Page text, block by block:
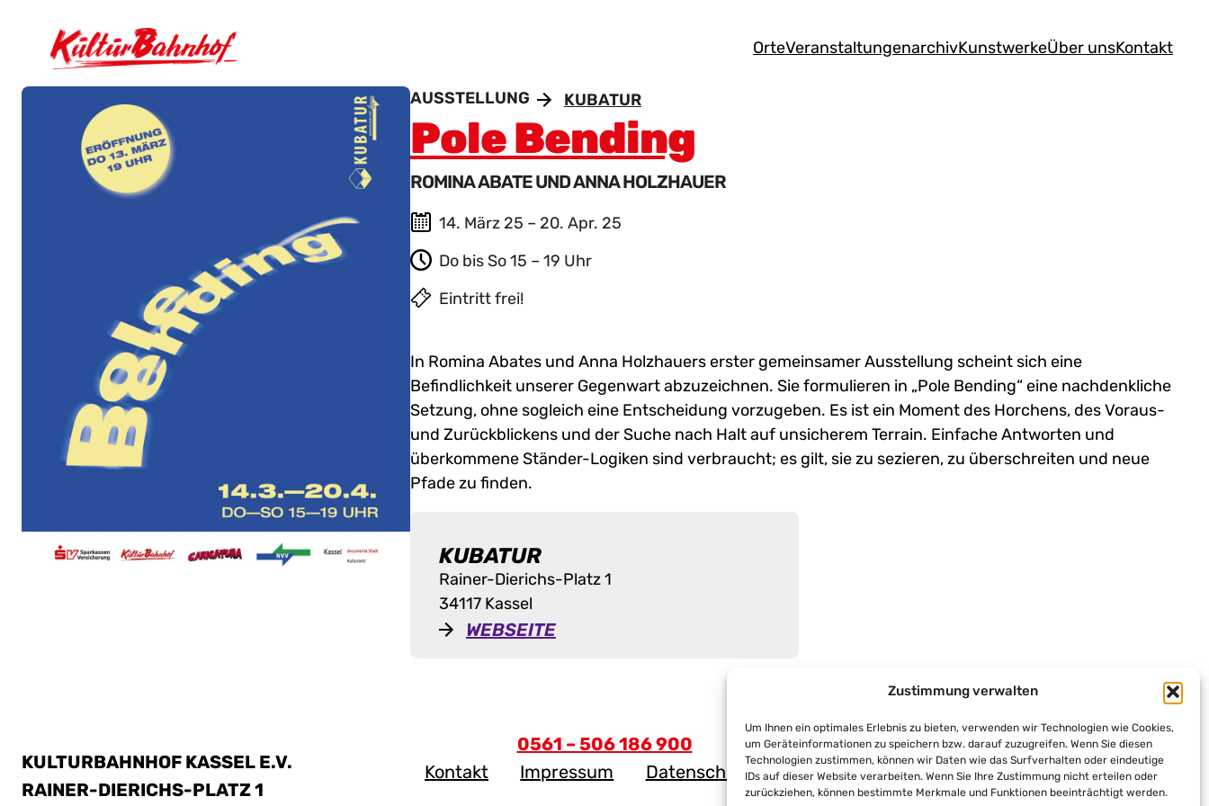
Zustimmung verwalten
Um Ihnen ein optimales Erlebnis zu bieten, verwenden wir Technologien wie Cookies,
um Geräteinformationen zu speichern bzw. darauf zuzugreifen. Wenn Sie diesen
Technologien zustimmen, können wir Daten wie das Surfverhalten oder eindeutige
IDs auf dieser Website verarbeiten. Wenn Sie Ihre Zustimmung nicht erteilen oder
zurückziehen, können bestimmte Merkmale und Funktionen beeinträchtigt werden.
OrteVeranstaltungenarchivKunstwerkeÜber unsKontakt
AUSSTELLUNG KUBATUR
Pole Bending
ROMINA ABATE UND ANNA HOLZHAUER
14. März 25 – 20. Apr. 25
Do bis So 15 – 19 Uhr
Eintritt frei!
In Romina Abates und Anna Holzhauers erster gemeinsamer Ausstellung scheint sich eine
Befindlichkeit unserer Gegenwart abzuzeichnen. Sie formulieren in „Pole Bending“ eine nachdenkliche
Setzung, ohne sogleich eine Entscheidung vorzugeben. Es ist ein Moment des Horchens, des Voraus-
und Zurückblickens und der Suche nach Halt auf unsicherem Terrain. Einfache Antworten und
überkommene Ständer-Logiken sind verbraucht; es gilt, sie zu sezieren, zu überschreiten und neue
Pfade zu finden.
KUBATUR
Rainer-Dierichs-Platz 1
34117 Kassel
WEBSEITE
KULTURBAHNHOF KASSEL E.V.
RAINER-DIERICHS-PLATZ 1
0561 – 506 186 900
Kontakt
Impressum Datenschutz